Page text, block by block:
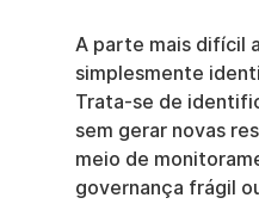
A parte mais difícil
simplesmente
Trata-se de
sem gerar novas
meio de
governança frágil